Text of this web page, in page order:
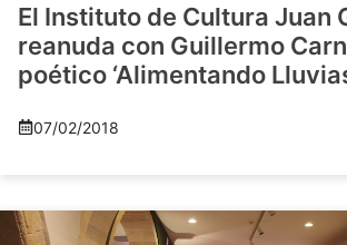
El Instituto de Cultura Juan
reanuda con Guillermo
poético ‘Alimentando
07/02/2018